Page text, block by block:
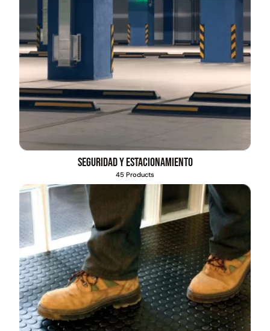
Seguridad y estacionamiento
45 Products